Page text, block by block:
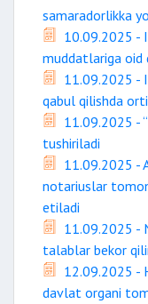
samaradorlikka
10.09.2025 -
muddatlariga oid
11.09.2025 -
qabul qilishda
11.09.2025 -
tushiriladi
11.09.2025 -
notariuslar
etiladi
11.09.2025 -
talablar bekor
12.09.2025 -
davlat organi